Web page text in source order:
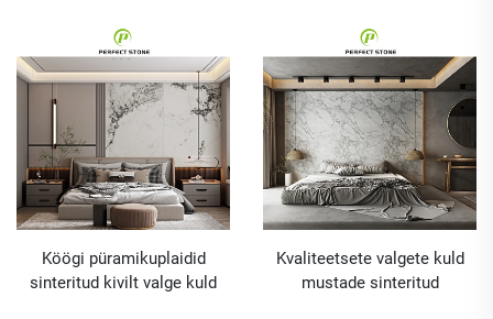
köögi püramikule
vannituba seinale ja
toalettiks tehisel sinteritud
kiviga
Köögi püramikuplaidid
sinteritud kivilt valge kuld
Kvaliteetsete valgete kuld
mustade sinteritud